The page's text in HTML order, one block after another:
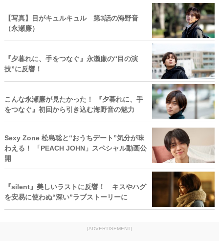
【写真】目がキュルキュル 第3話の海野音
（永瀬廉）
『夕暮れに、手をつなぐ』永瀬廉の“目の演
技”に反響！
こんな永瀬廉が見たかった！ 『夕暮れに、手
をつなぐ』初回から引き込む海野音の魅力
Sexy Zone 松島聡と“おうちデート”気分が味
わえる！ 「PEACH JOHN」スペシャル動画公
開
『silent』美しいラストに反響！ キスやハグ
を安易に使わぬ“深い”ラブストーリーに
[ADVERTISEMENT]